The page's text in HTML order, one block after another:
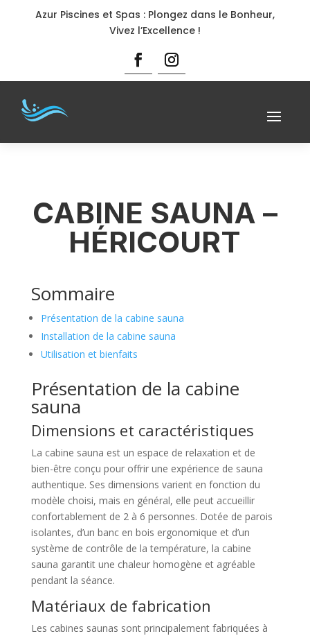
Azur Piscines et Spas : Plongez dans le Bonheur,
Vivez l’Excellence !
CABINE SAUNA –
HÉRICOURT
Sommaire
Présentation de la cabine sauna
Installation de la cabine sauna
Utilisation et bienfaits
Présentation de la cabine
sauna
Dimensions et caractéristiques
La cabine sauna est un espace de relaxation et de
bien-être conçu pour offrir une expérience de sauna
authentique. Ses dimensions varient en fonction du
modèle choisi, mais en général, elle peut accueillir
confortablement de 2 à 6 personnes. Dotée de parois
isolantes, d’un banc en bois ergonomique et d’un
système de contrôle de la température, la cabine
sauna garantit une chaleur homogène et agréable
pendant la séance.
Matériaux de fabrication
Les cabines saunas sont principalement fabriquées à